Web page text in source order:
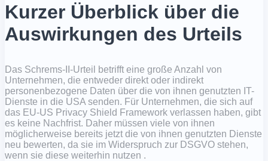
Kurzer Überblick über die
Auswirkungen des Urteils
Das Schrems-II-Urteil betrifft eine große Anzahl von
Unternehmen, die entweder direkt oder indirekt
personenbezogene Daten über die von ihnen genutzten IT-
Dienste in die USA senden. Für Unternehmen, die sich auf
das EU-US Privacy Shield Framework verlassen haben, gibt
es keine Nachfrist. Daher müssen viele von ihnen
möglicherweise bereits jetzt die von ihnen genutzten Dienste
neu bewerten, da sie im Widerspruch zur DSGVO stehen,
wenn sie diese weiterhin nutzen .